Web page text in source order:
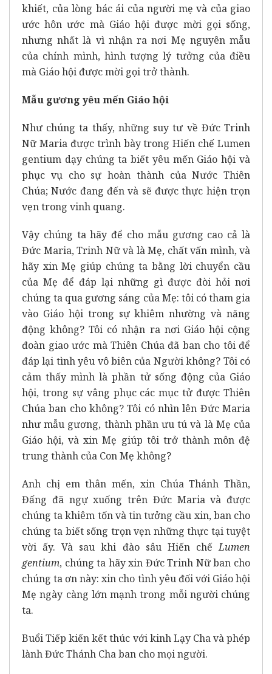
khiết, của lòng bác ái của người mẹ và của giao
ước hôn ước mà Giáo hội được mời gọi sống,
nhưng nhất là vì nhận ra nơi Mẹ nguyên mẫu
của chính mình, hình tượng lý tưởng của điều
mà Giáo hội được mời gọi trở thành.
Mẫu gương yêu mến Giáo hội
Như chúng ta thấy, những suy tư về Đức Trinh
Nữ Maria được trình bày trong Hiến chế Lumen
gentium dạy chúng ta biết yêu mến Giáo hội và
phục vụ cho sự hoàn thành của Nước Thiên
Chúa; Nước đang đến và sẽ được thực hiện trọn
vẹn trong vinh quang.
Vậy chúng ta hãy để cho mẫu gương cao cả là
Đức Maria, Trinh Nữ và là Mẹ, chất vấn mình, và
hãy xin Mẹ giúp chúng ta bằng lời chuyển cầu
của Mẹ để đáp lại những gì được đòi hỏi nơi
chúng ta qua gương sáng của Mẹ: tôi có tham gia
vào Giáo hội trong sự khiêm nhường và năng
động không? Tôi có nhận ra nơi Giáo hội cộng
đoàn giao ước mà Thiên Chúa đã ban cho tôi để
đáp lại tình yêu vô biên của Người không? Tôi có
cảm thấy mình là phần tử sống động của Giáo
hội, trong sự vâng phục các mục tử được Thiên
Chúa ban cho không? Tôi có nhìn lên Đức Maria
như mẫu gương, thành phần ưu tú và là Mẹ của
Giáo hội, và xin Mẹ giúp tôi trở thành môn đệ
trung thành của Con Mẹ không?
Anh chị em thân mến, xin Chúa Thánh Thần,
Đấng đã ngự xuống trên Đức Maria và được
chúng ta khiêm tốn và tin tưởng cầu xin, ban cho
chúng ta biết sống trọn vẹn những thực tại tuyệt
vời ấy. Và sau khi đào sâu Hiến chếLumen
gentium, chúng ta hãy xin Đức Trinh Nữ ban cho
chúng ta ơn này: xin cho tình yêu đối với Giáo hội
Mẹ ngày càng lớn mạnh trong mỗi người chúng
ta.
Buổi Tiếp kiến kết thúc với kinh Lạy Cha và phép
lành Đức Thánh Cha ban cho mọi người.